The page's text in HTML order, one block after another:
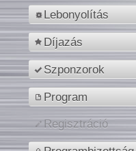
Lebonyolítás
Díjazás
Szponzorok
Program
Regisztráció